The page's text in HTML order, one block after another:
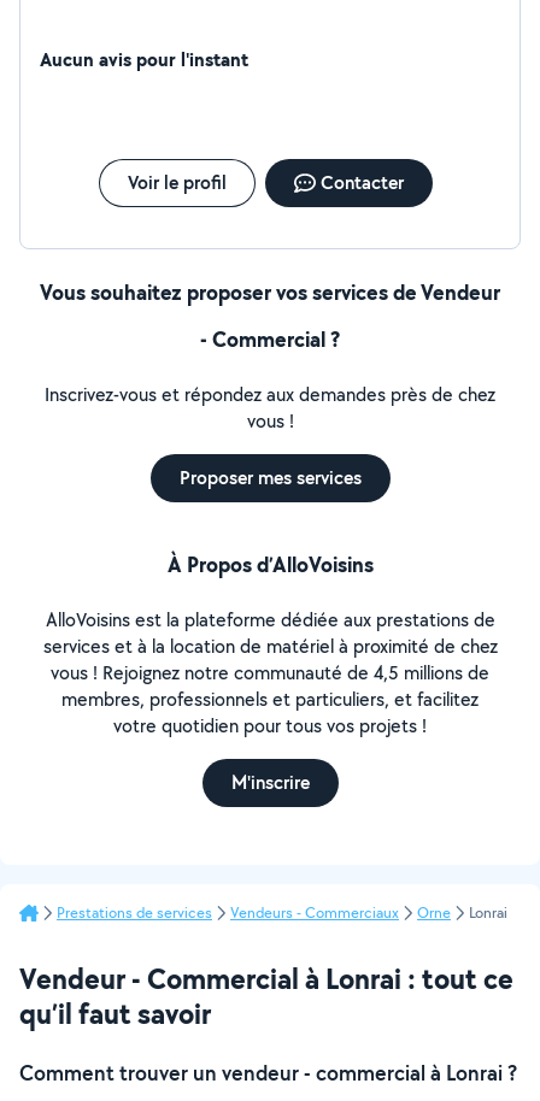
Aucun avis pour l'instant
Voir le profil Contacter
Vous souhaitez proposer vos services de Vendeur
- Commercial ?
Inscrivez-vous et répondez aux demandes près de chez
vous !
Proposer mes services
À Propos d’AlloVoisins
AlloVoisins est la plateforme dédiée aux prestations de
services et à la location de matériel à proximité de chez
vous ! Rejoignez notre communauté de 4,5 millions de
membres, professionnels et particuliers, et facilitez
votre quotidien pour tous vos projets !
M'inscrire
Prestations de services Vendeurs - Commerciaux Orne Lonrai
Vendeur - Commercial à Lonrai : tout ce
qu’il faut savoir
Comment trouver un vendeur - commercial à Lonrai ?